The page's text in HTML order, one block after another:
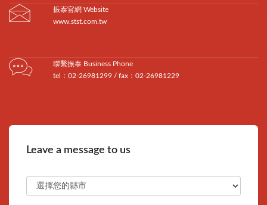
振泰官網 Website
www.stst.com.tw
聯繫振泰 Business Phone
tel：02-26981299 / fax：02-26981229
Leave a message to us